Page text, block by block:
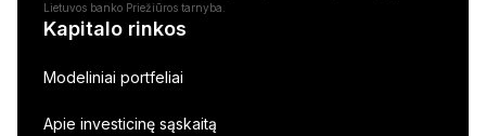
Lietuvos banko Priežiūros tarnyba.
Kapitalo rinkos
Modeliniai portfeliai
Apie investicinę sąskaitą